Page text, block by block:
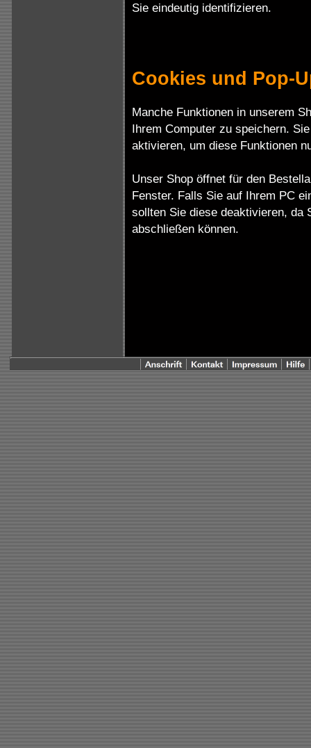
Sie eindeutig identifizieren.
Cookies und Pop-
Manche Funktionen in unserem
Ihrem Computer zu speichern.
aktivieren, um diese Funktionen
Unser Shop öffnet für den
Fenster. Falls Sie auf Ihrem PC
sollten Sie diese deaktivieren, da
abschließen können.